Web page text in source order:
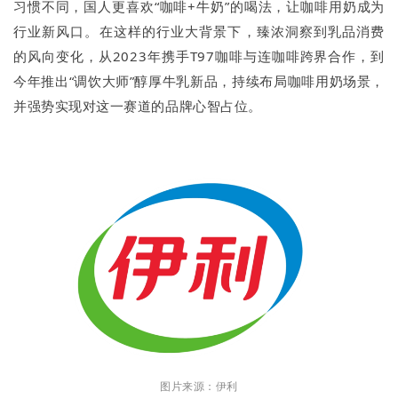
习惯不同，国人更喜欢“咖啡+牛奶”的喝法，让咖啡用奶成为
行业新风口。在这样的行业大背景下，臻浓洞察到乳品消费
的风向变化，从2023年携手T97咖啡与连咖啡跨界合作，到
今年推出“调饮大师”醇厚牛乳新品，持续布局咖啡用奶场景，
并强势实现对这一赛道的品牌心智占位。
图片来源：伊利